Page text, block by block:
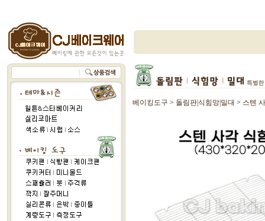
베이킹도구 > 돌림판|식힘망|밀대 > 스텐